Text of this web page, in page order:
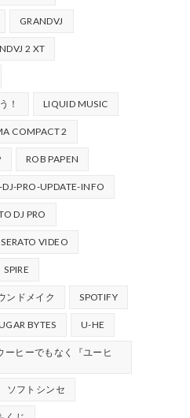
GRANDVJ
2 XT
！ LIQUID MUSIC
COMPACT 2
ROB PAPEN
DJ-PRO-UPDATE-INFO
DJ PRO
SERATO VIDEO
SPIRE
ンドメイク SPOTIFY
BYTES U-HE
ーヒーでもなく『ユーヒ
ソフトシンセ